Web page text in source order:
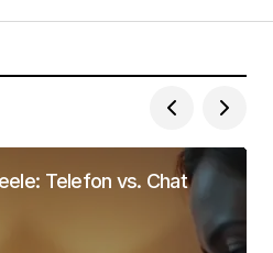
Telefon vs. Chat